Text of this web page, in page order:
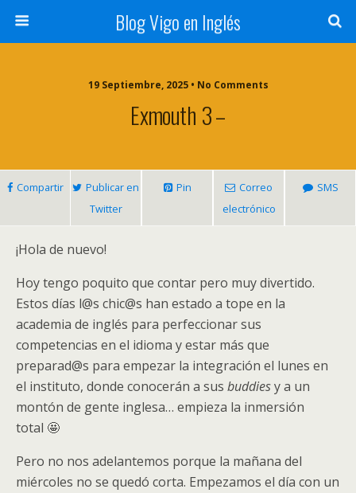
Blog Vigo en Inglés
19 Septiembre, 2025 • No Comments
Exmouth 3 –
Compartir
Publicar en
Twitter
Pin
Correo
electrónico
SMS
¡Hola de nuevo!
Hoy tengo poquito que contar pero muy divertido.
Estos días l@s chic@s han estado a tope en la
academia de inglés para perfeccionar sus
competencias en el idioma y estar más que
preparad@s para empezar la integración el lunes en
el instituto, donde conocerán a sus buddiesy a un
montón de gente inglesa… empieza la inmersión
total 🤩
Pero no nos adelantemos porque la mañana del
miércoles no se quedó corta. Empezamos el día con un